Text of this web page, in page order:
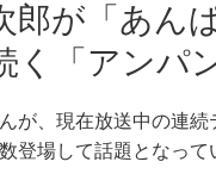
郎が「あん
く「アンパ
が、現在放送中の連
登場して話題となって